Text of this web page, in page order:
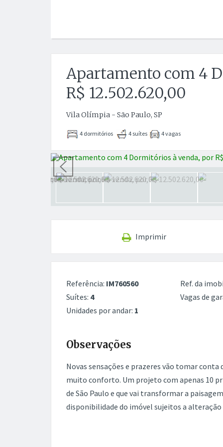
Apartamento com 4
R$ 12.502.620,00
Vila Olímpia - São Paulo, SP
4 dormitórios 4 suítes 4 vagas
Anterior
Imprimir
Referência: IM760560 Ref. da
Suítes: 4 Vagas de
Unidades por andar: 1
Observações
Novas sensações e prazeres vão tomar
muito conforto. Um projeto com apenas 10
de São Paulo e que vai transformar a
disponibilidade do imóvel sujeitos a alteração